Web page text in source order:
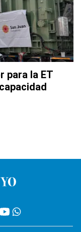
para la ET